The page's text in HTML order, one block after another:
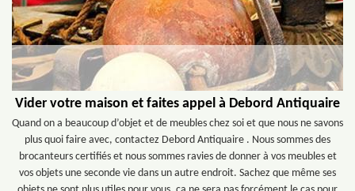
Vider votre maison et faites appel à Debord Antiquaire
Quand on a beaucoup d’objet et de meubles chez soi et que nous ne savons
plus quoi faire avec, contactez Debord Antiquaire . Nous sommes des
brocanteurs certifiés et nous sommes ravies de donner à vos meubles et
vos objets une seconde vie dans un autre endroit. Sachez que même ses